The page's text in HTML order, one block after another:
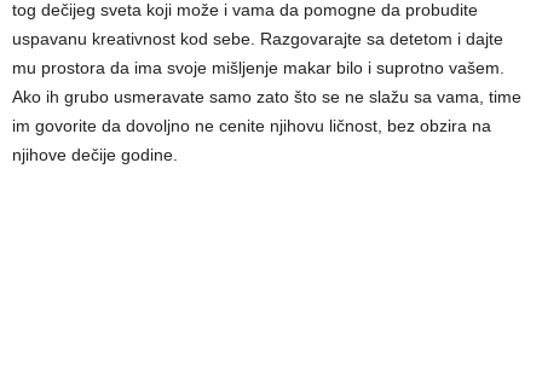
tog dečijeg sveta koji može i vama da pomogne da probudite
uspavanu kreativnost kod sebe. Razgovarajte sa detetom i dajte
mu prostora da ima svoje mišljenje makar bilo i suprotno vašem.
Ako ih grubo usmeravate samo zato što se ne slažu sa vama, time
im govorite da dovoljno ne cenite njihovu ličnost, bez obzira na
njihove dečije godine.